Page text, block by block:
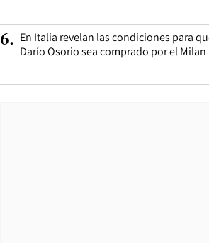
6. En Italia revelan las condiciones para
Darío Osorio sea comprado por el Milan